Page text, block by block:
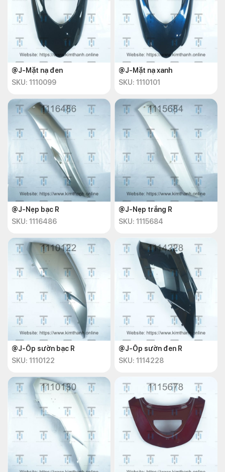
@J-Mặt nạ đen
SKU: 1110099
@J-Mặt nạ xanh
SKU: 1110101
@J-Nẹp bạc R
SKU: 1116486
@J-Nẹp trắng R
SKU: 1115684
@J-Ốp sườn bạc R
SKU: 1110122
@J-Ốp sườn đen R
SKU: 1114228